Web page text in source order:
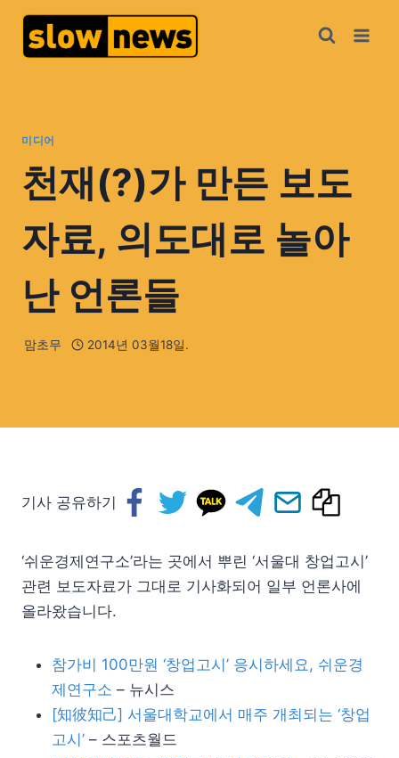
미디어
천재(?)가 만든 보도
자료, 의도대로 놀아
난 언론들
맘초무 2014년 03월18일.
기사 공유하기
‘쉬운경제연구소’라는 곳에서 뿌린 ‘서울대 창업고시’
관련 보도자료가 그대로 기사화되어 일부 언론사에
올라왔습니다.
참가비 100만원 ‘창업고시’ 응시하세요, 쉬운경
제연구소 – 뉴시스
[知彼知己] 서울대학교에서 매주 개최되는 ‘창업
고시’ – 스포츠월드